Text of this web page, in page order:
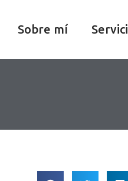
Sobre mí